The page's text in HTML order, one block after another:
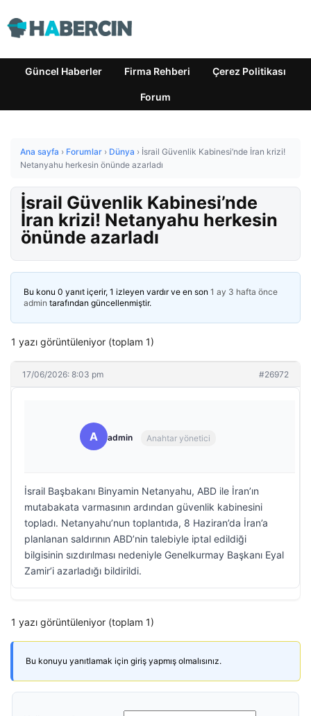
Güncel Haberler Firma Rehberi Çerez Politikası
Forum
Ana sayfa › Forumlar › Dünya › İsrail Güvenlik Kabinesi’nde İran krizi!
Netanyahu herkesin önünde azarladı
İsrail Güvenlik Kabinesi’nde
İran krizi! Netanyahu herkesin
önünde azarladı
Bu konu 0 yanıt içerir, 1 izleyen vardır ve en son 1 ay 3 hafta önce
admin tarafından güncellenmiştir.
1 yazı görüntüleniyor (toplam 1)
17/06/2026: 8:03 pm #26972
A admin Anahtar yönetici
İsrail Başbakanı Binyamin Netanyahu, ABD ile İran’ın
mutabakata varmasının ardından güvenlik kabinesini
topladı. Netanyahu’nun toplantıda, 8 Haziran’da İran’a
planlanan saldırının ABD’nin talebiyle iptal edildiği
bilgisinin sızdırılması nedeniyle Genelkurmay Başkanı Eyal
Zamir’i azarladığı bildirildi.
1 yazı görüntüleniyor (toplam 1)
Bu konuyu yanıtlamak için giriş yapmış olmalısınız.